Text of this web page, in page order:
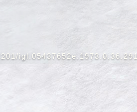
igl.05437652e.1973.0.36.291